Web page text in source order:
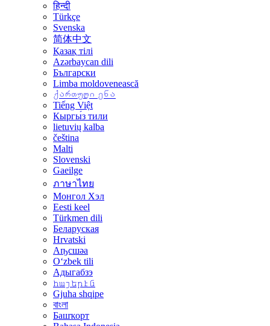
हिन्दी
Türkçe
Svenska
简体中文
Қазақ тілі
Azərbaycan dili
Български
Limba moldovenească
ქართული ენა
Tiếng Việt
Кыргы́з тили
lietuvių kalba
čeština
Malti
Slovenski
Gaeilge
ภาษาไทย
Монгол Хэл
Eesti keel
Türkmen dili
Беларуская
Hrvatski
Аҧсшәа
Oʻzbek tili
Адыгабзэ
հայերէն
Gjuha shqipe
বাংলা
Башҡорт